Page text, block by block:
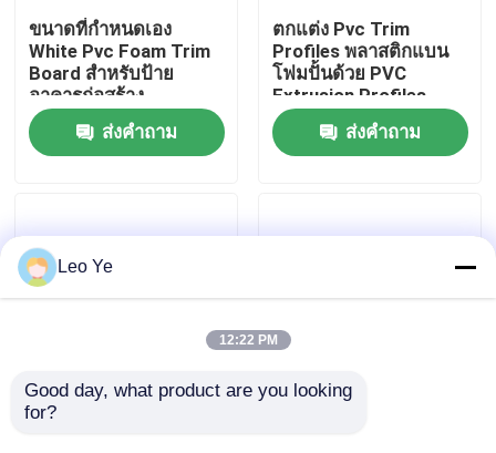
เกี่ยวกับเรา
ทัวร์โรงงาน
การควบคุมคุณภาพ
ติดต่อเรา
ข่าว
ขนาดที่กำหนดเอง
White Pvc Foam Trim
Board สำหรับป้าย
อาคารก่อสร้าง
ส่งคำถาม
ตกแต่ง Pvc Trim
Profiles พลาสติกแบน
โฟมปั้นด้วย PVC
Extrusion Profiles
ส่งคำถาม
โปรไฟล์ PVC โฟมความ
Leo Ye
12:22 PM
Good day, what product are you looking
for?